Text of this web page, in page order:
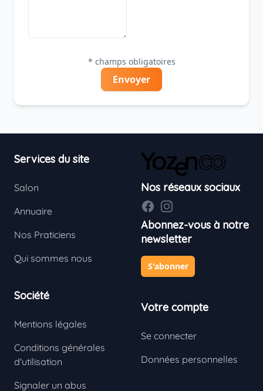
* champs obligatoires
Envoyer
Services du site
Salon
Annuaire
Nos Praticiens
Qui sommes nous
Société
Mentions légales
Conditions générales
d'utilisation
Signaler un abus
Nos réseaux sociaux
FacebookInstagram
Abonnez-vous à notre
newsletter
S'abonner
Votre compte
Se connecter
Données personnelles